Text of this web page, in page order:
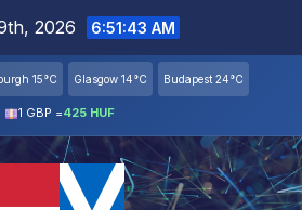
2026 6:51:44 AM
15°C Glasgow 14°C Budapest 24°C
1 GBP =425 HUF